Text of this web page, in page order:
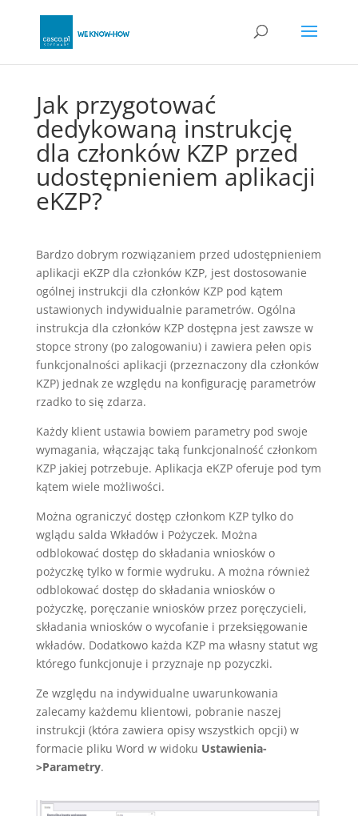
Jak przygotować
dedykowaną instrukcję
dla członków KZP przed
udostępnieniem aplikacji
eKZP?
Bardzo dobrym rozwiązaniem przed udostępnieniem
aplikacji eKZP dla członków KZP, jest dostosowanie
ogólnej instrukcji dla członków KZP pod kątem
ustawionych indywidualnie parametrów. Ogólna
instrukcja dla członków KZP dostępna jest zawsze w
stopce strony (po zalogowaniu) i zawiera pełen opis
funkcjonalności aplikacji (przeznaczony dla członków
KZP) jednak ze względu na konfigurację parametrów
rzadko to się zdarza.
Każdy klient ustawia bowiem parametry pod swoje
wymagania, włączając taką funkcjonalność członkom
KZP jakiej potrzebuje. Aplikacja eKZP oferuje pod tym
kątem wiele możliwości.
Można ograniczyć dostęp członkom KZP tylko do
wglądu salda Wkładów i Pożyczek. Można
odblokować dostęp do składania wniosków o
pożyczkę tylko w formie wydruku. A można również
odblokować dostęp do składania wniosków o
pożyczkę, poręczanie wniosków przez poręczycieli,
składania wniosków o wycofanie i przeksięgowanie
wkładów. Dodatkowo każda KZP ma własny statut wg
którego funkcjonuje i przyznaje np pozyczki.
Ze względu na indywidualne uwarunkowania
zalecamy każdemu klientowi, pobranie naszej
instrukcji (która zawiera opisy wszystkich opcji) w
formacie pliku Word w widoku Ustawienia-
>Parametry.